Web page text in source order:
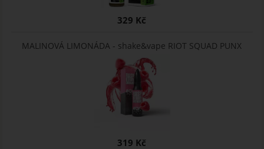
329 Kč
MALINOVÁ LIMONÁDA - shake&vape RIOT SQUAD PUNX
319 Kč